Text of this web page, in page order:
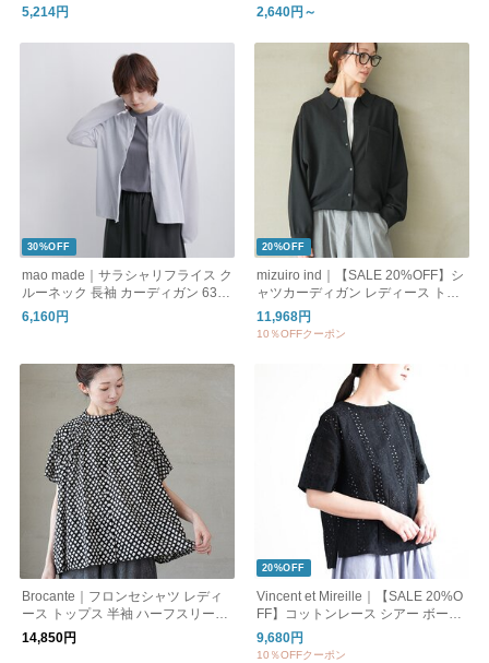
5,214円 2,640円～
30%OFF
mao made｜サラシャリフライス ク
ルーネック 長袖 カーディガン 6312
01
6,160円
20%OFF
mizuiro ind｜【SALE 20%OFF】シ
ャツカーディガン レディース トッ
プス 1-220066
11,968円
10％OFFクーポン
Brocante｜フロンセシャツ レディ
ース トップス 半袖 ハーフスリーブ
36-323X
14,850円
20%OFF
Vincent et Mireille｜【SALE 20%O
FF】コットンレース シアー ボート
ネック ブラウス レディース トップ
ス vm261hb11012
9,680円
10％OFFクーポン